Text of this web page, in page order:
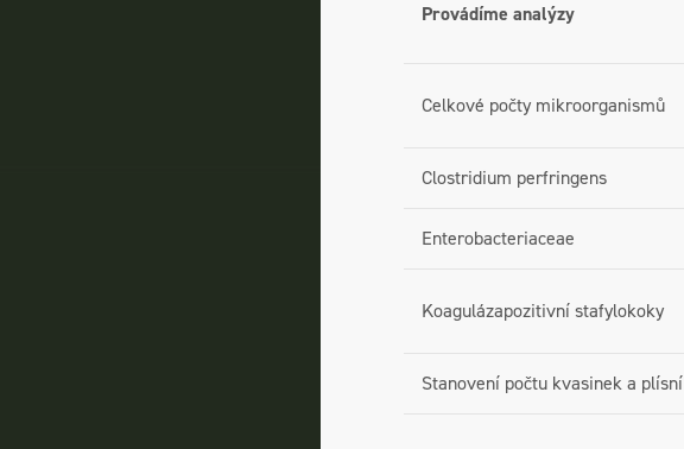
Provádíme analýzy
Celkové počty mikroorganismů
Clostridium perfringens
Enterobacteriaceae
Koagulázapozitivní stafylokoky
Stanovení počtu kvasinek a plísní